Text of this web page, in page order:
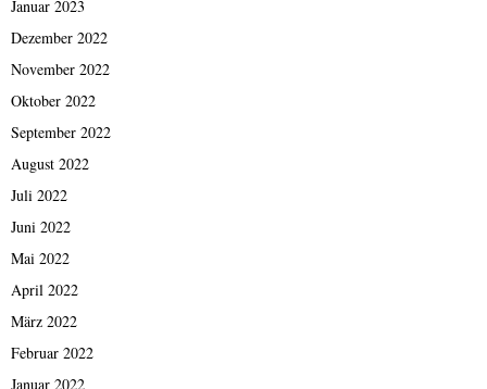
Januar 2023
Dezember 2022
November 2022
Oktober 2022
September 2022
August 2022
Juli 2022
Juni 2022
Mai 2022
April 2022
März 2022
Februar 2022
Januar 2022